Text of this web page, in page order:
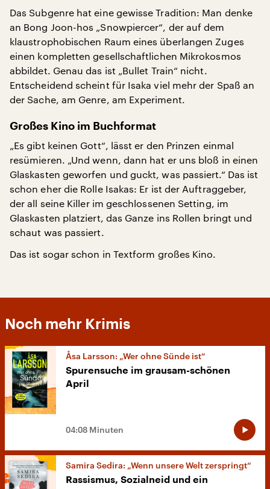
Das Subgenre hat eine gewisse Tradition: Man denke
an Bong Joon-hos „Snowpiercer“, der auf dem
klaustrophobischen Raum eines überlangen Zuges
einen kompletten gesellschaftlichen Mikrokosmos
abbildet. Genau das ist „Bullet Train“ nicht.
Entscheidend scheint für Isaka viel mehr der Spaß an
der Sache, am Genre, am Experiment.
Großes Kino im Buchformat
„Es gibt keinen Gott“, lässt er den Prinzen einmal
resümieren. „Und wenn, dann hat er uns bloß in einen
Glaskasten geworfen und guckt, was passiert.“ Das ist
schon eher die Rolle Isakas: Er ist der Auftraggeber,
der all seine Killer im geschlossenen Setting, im
Glaskasten platziert, das Ganze ins Rollen bringt und
schaut was passiert.
Das ist sogar schon in Textform großes Kino.
Noch mehr Krimis
Åsa Larsson: „Wer ohne Sünde ist“
Spurensuche im grausam-schönen
April
04:08 Minuten
Samira Sedira: „Wenn unsere Welt zerspringt“
Rassismus, Sozialneid und ein